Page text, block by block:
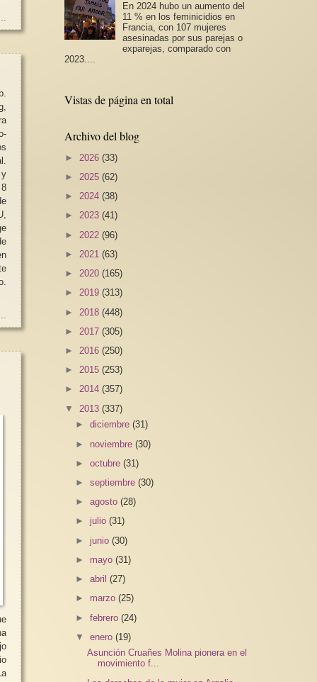
En 2024 hubo un aumento del
11 % en los feminicidios en
Francia, con 107 mujeres
asesinadas por sus parejas o
exparejas, comparado con
2023....
Vistas de página en total
Archivo del blog
► 2026 (33)
► 2025 (62)
► 2024 (38)
► 2023 (41)
► 2022 (96)
► 2021 (63)
► 2020 (165)
► 2019 (313)
► 2018 (448)
► 2017 (305)
► 2016 (250)
► 2015 (253)
► 2014 (357)
▼ 2013 (337)
►diciembre(31)
► noviembre(30)
►octubre(31)
►septiembre(30)
►agosto(28)
► julio(31)
► junio(30)
► mayo(31)
►abril(27)
► marzo(25)
►febrero(24)
▼enero(19)
Asunción Cruañes Molina pionera en el
movimiento f...